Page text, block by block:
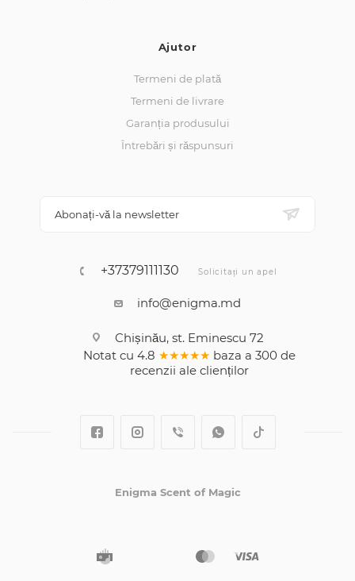
Ajutor
Termeni de plată
Termeni de livrare
Garanția produsului
Întrebări și răspunsuri
Abonați-vă la newsletter
+37379111130 Solicitați un apel
info@enigma.md
Chișinău, st. Eminescu 72
Notat cu 4.8 ★★★★★ baza a 300 de
recenzii ale clienților
Enigma Scent of Magic